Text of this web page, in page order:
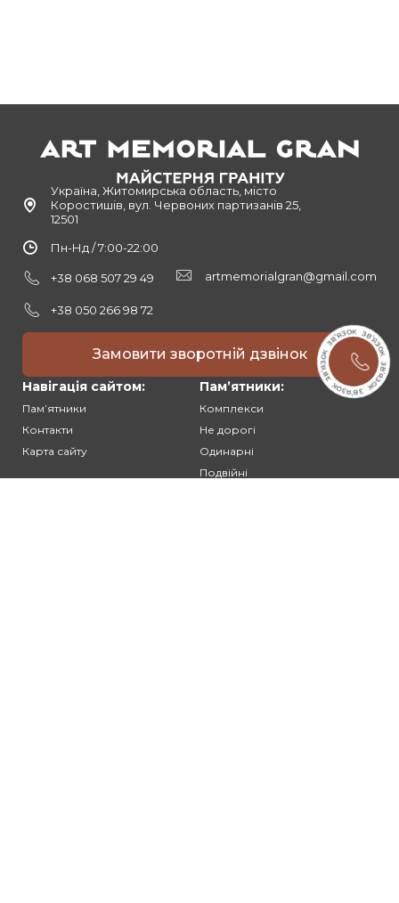
Україна, Житомирська область, місто
Коростишів, вул. Червоних партизанів 25,
12501
Пн-Нд / 7:00-22:00
+38 068 507 29 49
+38 050 266 98 72
artmemorialgran@gmail.com
Замовити зворотній дзвінок
Навігація сайтом:
Памʼятники
Контакти
Карта сайту
Памʼятники:
Комплекси
Не дорогі
Одинарні
Подвійні